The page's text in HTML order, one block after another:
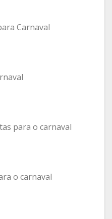
Carnaval
para o carnaval
o carnaval